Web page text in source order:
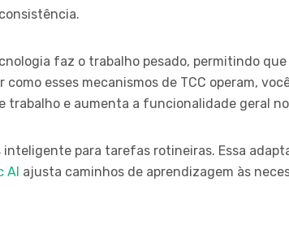
faz o trabalho pesado, permitindo
esses mecanismos de TCC operam,
e aumenta a funcionalidade geral
para tarefas rotineiras. Essa
AI ajusta caminhos de aprendizagem às